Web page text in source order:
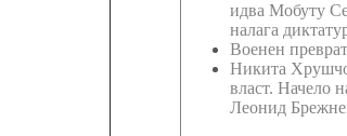
идва Мобуту
налага
Военен
Никита
власт. Начело
Леонид